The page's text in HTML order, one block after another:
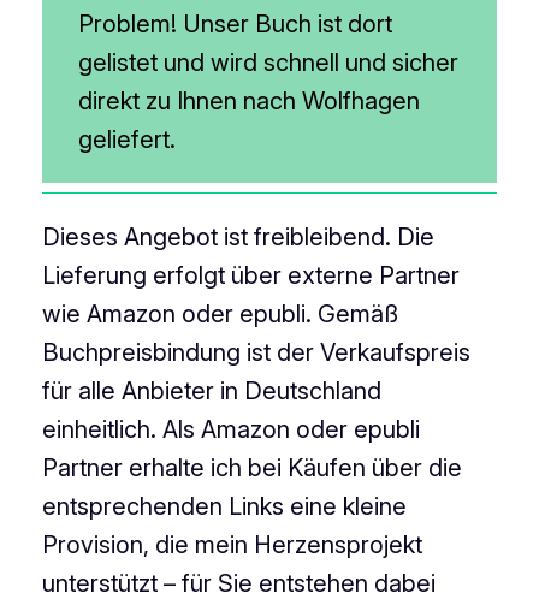
Problem! Unser Buch ist dort
gelistet und wird schnell und sicher
direkt zu Ihnen nach Wolfhagen
geliefert.
Dieses Angebot ist freibleibend. Die
Lieferung erfolgt über externe Partner
wie Amazon oder epubli. Gemäß
Buchpreisbindung ist der Verkaufspreis
für alle Anbieter in Deutschland
einheitlich. Als Amazon oder epubli
Partner erhalte ich bei Käufen über die
entsprechenden Links eine kleine
Provision, die mein Herzensprojekt
unterstützt – für Sie entstehen dabei